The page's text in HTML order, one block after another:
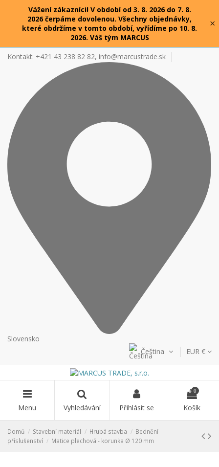
Vážení zákazníci! V období od 3. 8. 2026 do 7. 8.
2026 čerpáme dovolenou. Všechny objednávky,
které obdržíme v tomto období, vyřídíme po 10. 8.
2026. Váš tým MARCUS
×
Kontakt: +421 43 238 82 82, info@marcustrade.sk
Slovensko
Čeština
EUR €
Menu Vyhledávání Přihlásit se
0
Košík
Domů Stavební materiál Hrubá stavba
Bednění
příslušenství
Matice plechová - korunka Ø 120 mm